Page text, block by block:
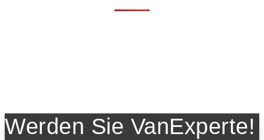
Werden Sie VanExperte!